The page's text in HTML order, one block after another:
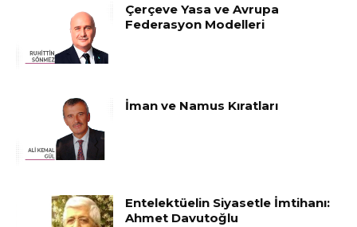
Çerçeve Yasa ve Avrupa
Federasyon Modelleri
İman ve Namus Kıratları
Entelektüelin Siyasetle İmtihanı:
Ahmet Davutoğlu